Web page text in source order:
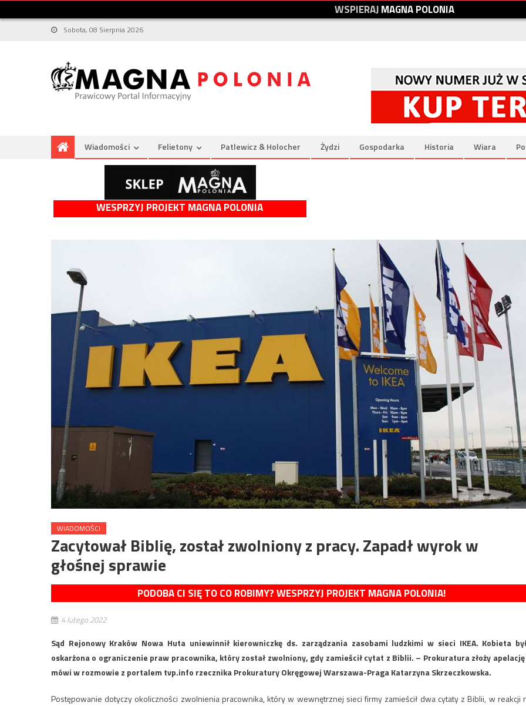
WSPIERAJMAGNAPOLONIA
Sobota, 08 Sierpnia 2026
Wiadomości Felietony Patlewicz & Holocher Żydzi Gospodarka Historia Wiara
WESPRZYJ PROJEKT MAGNA POLONIA
WIADOMOŚCI
Zacytował Biblię, został zwolniony z pracy. Zapadł wyrok w
głośnej sprawie
PODOBA CI SIĘ TO CO ROBIMY? WESPRZYJ PROJEKT MAGNA POLONIA!
4 lutego 2022
Sąd Rejonowy Kraków Nowa Huta uniewinnił kierowniczkę ds. zarządzania zasobami ludzkimi w sieci IKEA. Kobieta
oskarżona o ograniczenie praw pracownika, który został zwolniony, gdy zamieścił cytat z Biblii. – Prokuratura złoży
mówi w rozmowie z portalem tvp.info rzecznika Prokuratury Okręgowej Warszawa-Praga Katarzyna Skrzeczkowska.
Postępowanie dotyczy okoliczności zwolnienia pracownika, który w wewnętrznej sieci firmy zamieścił dwa cytaty z Biblii, w reakcji